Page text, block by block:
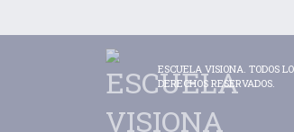
ESCUELA VISIONA. TODOS
DERECHOS RESERVADOS.